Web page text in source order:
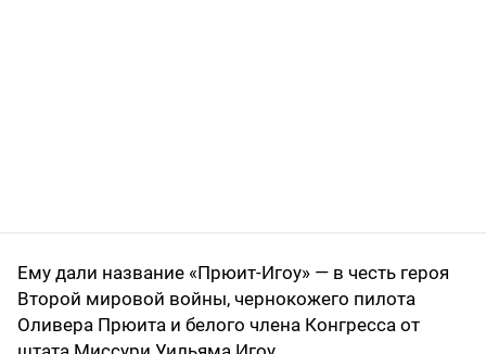
Ему дали название «Прюит-­Игоу» — в честь героя
Второй мировой войны, чернокожего пилота
Оливера Прюита и белого члена Конгресса от